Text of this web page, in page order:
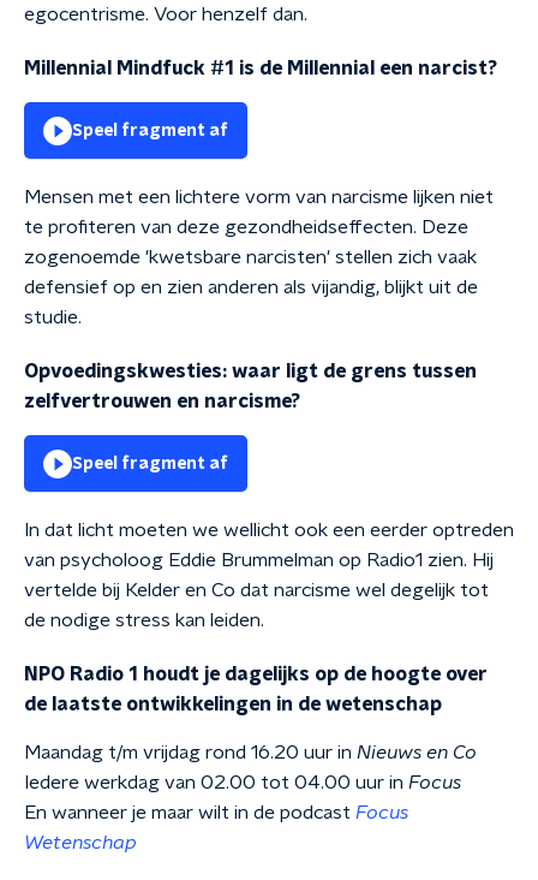
egocentrisme. Voor henzelf dan.
Millennial Mindfuck #1 is de Millennial een narcist?
Speel fragment af
Mensen met een lichtere vorm van narcisme lijken niet
te profiteren van deze gezondheidseffecten. Deze
zogenoemde 'kwetsbare narcisten' stellen zich vaak
defensief op en zien anderen als vijandig, blijkt uit de
studie.
Opvoedingskwesties: waar ligt de grens tussen
zelfvertrouwen en narcisme?
Speel fragment af
In dat licht moeten we wellicht ook een eerder optreden
van psycholoog Eddie Brummelman op Radio1 zien. Hij
vertelde bij Kelder en Co dat narcisme wel degelijk tot
de nodige stress kan leiden.
NPO Radio 1 houdt je dagelijks op de hoogte over
de laatste ontwikkelingen in de wetenschap
Maandag t/m vrijdag rond 16.20 uur in Nieuws en Co
Iedere werkdag van 02.00 tot 04.00 uur in Focus
En wanneer je maar wilt in de podcast Focus
Wetenschap